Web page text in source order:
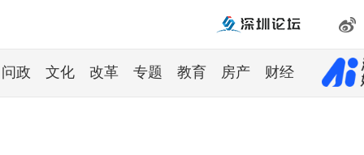
问政 文化 改革 专题 教育 房产 财经